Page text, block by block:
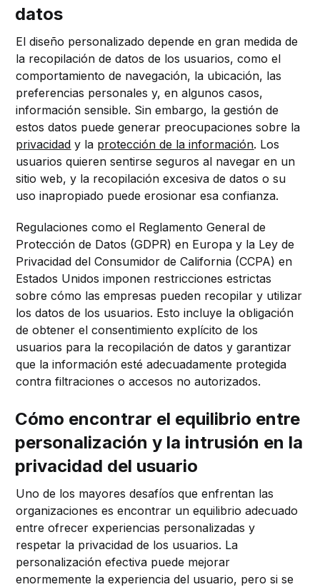
datos
El diseño personalizado depende en gran medida de
la recopilación de datos de los usuarios, como el
comportamiento de navegación, la ubicación, las
preferencias personales y, en algunos casos,
información sensible. Sin embargo, la gestión de
estos datos puede generar preocupaciones sobre la
privacidad y la protección de la información. Los
usuarios quieren sentirse seguros al navegar en un
sitio web, y la recopilación excesiva de datos o su
uso inapropiado puede erosionar esa confianza.
Regulaciones como el Reglamento General de
Protección de Datos (GDPR) en Europa y la Ley de
Privacidad del Consumidor de California (CCPA) en
Estados Unidos imponen restricciones estrictas
sobre cómo las empresas pueden recopilar y utilizar
los datos de los usuarios. Esto incluye la obligación
de obtener el consentimiento explícito de los
usuarios para la recopilación de datos y garantizar
que la información esté adecuadamente protegida
contra filtraciones o accesos no autorizados.
Cómo encontrar el equilibrio entre
personalización y la intrusión en la
privacidad del usuario
Uno de los mayores desafíos que enfrentan las
organizaciones es encontrar un equilibrio adecuado
entre ofrecer experiencias personalizadas y
respetar la privacidad de los usuarios. La
personalización efectiva puede mejorar
enormemente la experiencia del usuario, pero si se